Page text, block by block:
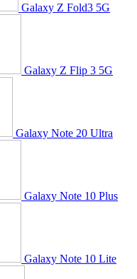
Galaxy Z Fold3 5G
Galaxy Z Flip 3 5G
Galaxy Note 20 Ultra
Galaxy Note 10 Plus
Galaxy Note 10 Lite